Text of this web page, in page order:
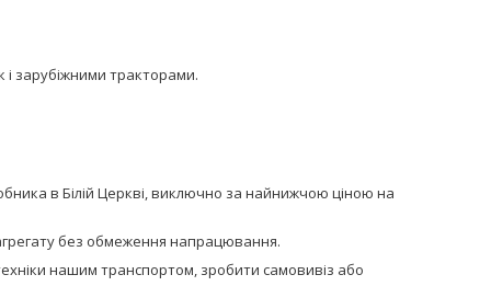
і зарубіжними тракторами.
в Білій Церкві, виключно за найнижчою ціною на
без обмеження напрацювання.
нашим транспортом, зробити самовивіз або